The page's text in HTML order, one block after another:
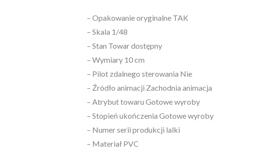
– Opakowanie oryginalne TAK
– Skala 1/48
– Stan Towar dostępny
– Wymiary 10 cm
– Pilot zdalnego sterowania Nie
– Źródło animacji Zachodnia animacja
– Atrybut towaru Gotowe wyroby
– Stopień ukończenia Gotowe wyroby
– Numer serii produkcji lalki
– Materiał PVC